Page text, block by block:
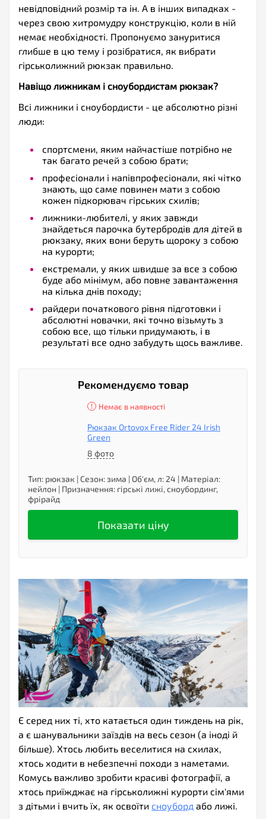
невідповідний розмір та ін. А в інших випадках -
через свою хитромудру конструкцію, коли в ній
немає необхідності. Пропонуємо зануритися
глибше в цю тему і розібратися, як вибрати
гірськолижний рюкзак правильно.
Навіщо лижникам і сноубордистам рюкзак?
Всі лижники і сноубордисти - це абсолютно різні
люди:
спортсмени, яким найчастіше потрібно не
так багато речей з собою брати;
професіонали і напівпрофесіонали, які чітко
знають, що саме повинен мати з собою
кожен підкорювач гірських схилів;
лижники-любителі, у яких завжди
знайдеться парочка бутербродів для дітей в
рюкзаку, яких вони беруть щороку з собою
на курорти;
екстремали, у яких швидше за все з собою
буде або мінімум, або повне завантаження
на кілька днів походу;
райдери початкового рівня підготовки і
абсолютні новачки, які точно візьмуть з
собою все, що тільки придумають, і в
результаті все одно забудуть щось важливе.
Рекомендуємо товар
8 фото
Рюкзак Ortovox Free Rider 24 Irish
Green
Немає в наявності
Показати ціну
Тип: рюкзак | Сезон:зима | Об'єм, л: 24 | Матеріал:
нейлон | Призначення: гірські лижі, сноубординг,
фрірайд
Є серед них ті, хто катається один тиждень на рік,
а є шанувальники заїздів на весь сезон (а іноді й
більше). Хтось любить веселитися на схилах,
хтось ходити в небезпечні походи з наметами.
Комусь важливо зробити красиві фотографії, а
хтось приїжджає на гірськолижні курорти сім'ями
з дітьми і вчить їх, як освоїти сноуборд або лижі.